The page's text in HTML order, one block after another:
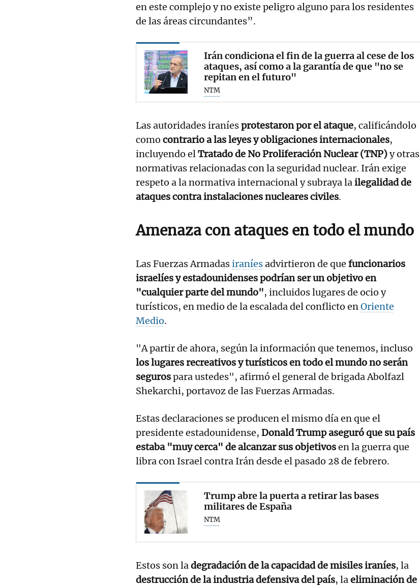
en este complejo y no existe peligro alguno para los residentes
de las áreas circundantes”.
Irán condiciona el fin de la guerra al cese de los
ataques, así como a la garantía de que "no se
repitan en el futuro"
NTM
Las autoridades iraníesprotestaron por el ataque, calificándolo
como contrario a las leyes y obligaciones internacionales,
incluyendo elTratado de No Proliferación Nuclear (TNP)y otras
normativas relacionadas con la seguridad nuclear. Irán exige
respeto a la normativa internacional y subraya lailegalidad de
ataques contra instalaciones nucleares civiles.
Amenaza con ataques en todo el mundo
Las Fuerzas Armadasiraníesadvirtieron de que funcionarios
israelíes y estadounidenses podrían ser un objetivo en
"cualquier parte del mundo", incluidos lugares de ocio y
turísticos, en medio de la escalada del conflicto enOriente
Medio.
"A partir de ahora, según la información que tenemos, incluso
los lugares recreativos y turísticos en todo el mundo no serán
segurospara ustedes", afirmó el general de brigada Abolfazl
Shekarchi, portavoz de las Fuerzas Armadas.
Estas declaraciones se producen el mismo día en que el
presidente estadounidense, Donald Trump aseguró que su país
estaba "muy cerca" de alcanzar sus objetivosen la guerra que
libra con Israel contra Irán desde el pasado 28 de febrero.
Trump abre la puerta a retirar las bases
militares de España
NTM
Estos son ladegradación de la capacidad de misiles iraníes, la
destrucción de la industria defensiva del país, laeliminación de